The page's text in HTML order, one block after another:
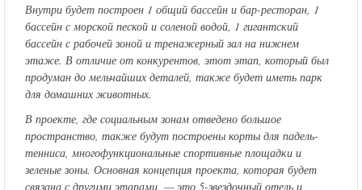
Внутри будет построен 1 общий бассейн и бар-ресторан, 1
бассейн с морской пеской и соленой водой, 1 гигантский
бассейн с рабочей зоной и тренажерный зал на нижнем
этаже. В отличие от конкурентов, этот этап, который был
продуман до мельчайших деталей, также будет иметь парк
для домашних животных.
В проекте, где социальным зонам отведено большое
пространство, также будут построены корты для падель-
тенниса, многофункциональные спортивные площадки и
зеленые зоны. Основная концепция проекта, которая будет
связана с другими этапами, — это 5-звездочный отель и